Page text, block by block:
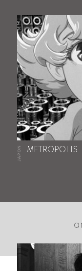
JAPON METROPOLIS